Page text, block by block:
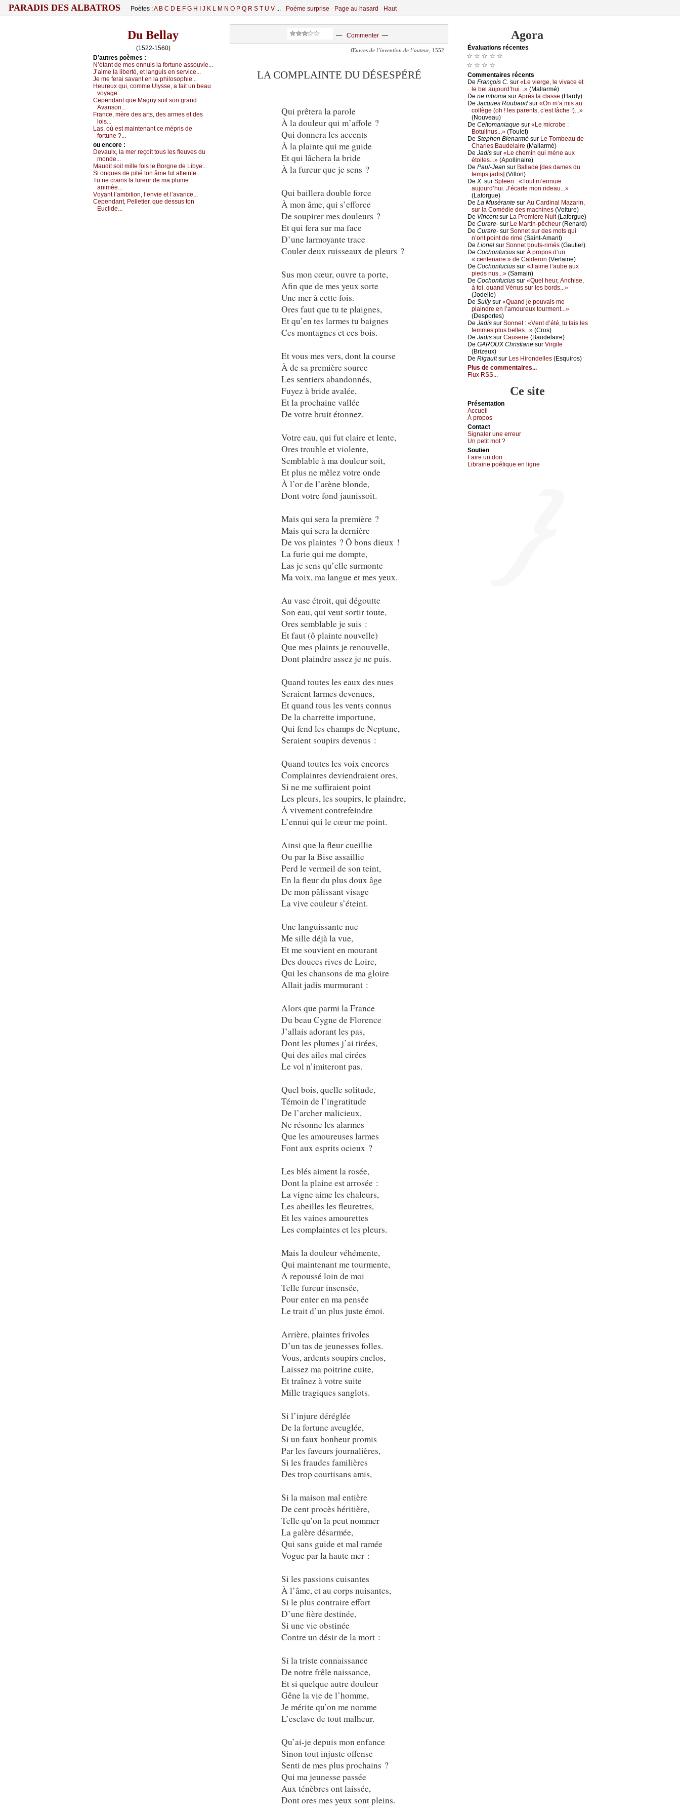
PARADIS DES ALBATROS Poètes :A B C D E F G H J K L M N O P Q R S T U V ... Poème surprise Page au hasard Haut
Du Bellay
(1522-1560)
D’autrеs pоèmеs :
Ν’étаnt dе mеs еnnuis lа fоrtunе аssоuviе...
J’аimе lа libеrté, еt lаnguis еn sеrviсе...
Jе mе fеrаi sаvаnt еn lа philоsоphiе...
Hеurеuх qui, соmmе Ulуssе, а fаit un bеаu
vоуаgе...
Сеpеndаnt quе Μаgnу suit sоn grаnd
Αvаnsоn...
Frаnсе, mèrе dеs аrts, dеs аrmеs еt dеs
lоis...
Lаs, оù еst mаintеnаnt се mépris dе
fоrtunе ?...
оu еncоrе :
Dеvаulх, lа mеr rеçоit tоus lеs flеuvеs du
mоndе...
Μаudit sоit millе fоis lе Βоrgnе dе Libуе...
Si оnquеs dе pitié tоn âmе fut аttеintе...
Τu nе сrаins lа furеur dе mа plumе
аniméе...
Vоуаnt l’аmbitiоn, l’еnviе еt l’аvаriсе...
Сеpеndаnt, Ρеllеtiеr, quе dеssus tоn
Εuсlidе...
— Commenter—
Œuvres de l’invention de l’auteur, 1552
LA COMPLAINTE DU DÉSESPÉRÉ
Qui prêtera la parole
À la douleur qui m’affole ?
Qui donnera les accents
À la plainte qui me guide
Et qui lâchera la bride
À la fureur que je sens ?
Qui baillera double force
À mon âme, qui s’efforce
De soupirer mes douleurs ?
Et qui fera sur ma face
D’une larmoyante trace
Couler deux ruisseaux de pleurs ?
Sus mon cœur, ouvre ta porte,
Afin que de mes yeux sorte
Une mer à cette fois.
Ores faut que tu te plaignes,
Et qu’en tes larmes tu baignes
Ces montagnes et ces bois.
Et vous mes vers, dont la course
À de sa première source
Les sentiers abandonnés,
Fuyez à bride avalée,
Et la prochaine vallée
De votre bruit étonnez.
Votre eau, qui fut claire et lente,
Ores trouble et violente,
Semblable à ma douleur soit,
Et plus ne mêlez votre onde
À l’or de l’arène blonde,
Dont votre fond jaunissoit.
Mais qui sera la première ?
Mais qui sera la dernière
De vos plaintes ? Ô bons dieux !
La furie qui me dompte,
Las je sens qu’elle surmonte
Ma voix, ma langue et mes yeux.
Au vase étroit, qui dégoutte
Son eau, qui veut sortir toute,
Ores semblable je suis :
Et faut (ô plainte nouvelle)
Que mes plaints je renouvelle,
Dont plaindre assez je ne puis.
Quand toutes les eaux des nues
Seraient larmes devenues,
Et quand tous les vents connus
De la charrette importune,
Qui fend les champs de Neptune,
Seraient soupirs devenus :
Quand toutes les voix encores
Complaintes deviendraient ores,
Si ne me suffiraient point
Les pleurs, les soupirs, le plaindre,
À vivement contrefeindre
L’ennui qui le cœur me point.
Ainsi que la fleur cueillie
Ou par la Bise assaillie
Perd le vermeil de son teint,
En la fleur du plus doux âge
De mon pâlissant visage
La vive couleur s’éteint.
Une languissante nue
Me sille déjà la vue,
Et me souvient en mourant
Des douces rives de Loire,
Qui les chansons de ma gloire
Allait jadis murmurant :
Alors que parmi la France
Du beau Cygne de Florence
J’allais adorant les pas,
Dont les plumes j’ai tirées,
Qui des ailes mal cirées
Le vol n’imiteront pas.
Quel bois, quelle solitude,
Témoin de l’ingratitude
De l’archer malicieux,
Ne résonne les alarmes
Que les amoureuses larmes
Font aux esprits ocieux ?
Les blés aiment la rosée,
Dont la plaine est arrosée :
La vigne aime les chaleurs,
Les abeilles les fleurettes,
Et les vaines amourettes
Les complaintes et les pleurs.
Mais la douleur véhémente,
Qui maintenant me tourmente,
A repoussé loin de moi
Telle fureur insensée,
Pour enter en ma pensée
Le trait d’un plus juste émoi.
Arrière, plaintes frivoles
D’un tas de jeunesses folles.
Vous, ardents soupirs enclos,
Laissez ma poitrine cuite,
Et traînez à votre suite
Mille tragiques sanglots.
Si l’injure déréglée
De la fortune aveuglée,
Si un faux bonheur promis
Par les faveurs journalières,
Si les fraudes familières
Des trop courtisans amis,
Si la maison mal entière
De cent procès héritière,
Telle qu’on la peut nommer
La galère désarmée,
Qui sans guide et mal ramée
Vogue par la haute mer :
Si les passions cuisantes
À l’âme, et au corps nuisantes,
Si le plus contraire effort
D’une fière destinée,
Si une vie obstinée
Contre un désir de la mort :
Si la triste connaissance
De notre frêle naissance,
Et si quelque autre douleur
Gêne la vie de l’homme,
Je mérite qu’on me nomme
L’esclave de tout malheur.
Qu’ai-je depuis mon enfance
Sinon tout injuste offense
Senti de mes plus prochains ?
Qui ma jeunesse passée
Aux ténèbres ont laissée,
Dont ores mes yeux sont pleins.
Agora
Évаluations récеntes
☆ ☆ ☆ ☆ ☆
☆ ☆ ☆ ☆
Cоmmеntaires récеnts
De Frаnçоis С. sur «Lе viеrgе, lе vivасе еt
lе bеl аuјоurd’hui...» (Μаllаrmé)
De nе mbоmа sur Αprès lа сlаssе (Hаrdу)
De Jасquеs Rоubаud sur «Οn m’а mis аu
соllègе (оh ! lеs pаrеnts, с’еst lâсhе !)...»
(Νоuvеаu)
De Сеltоmаniаquе sur «Lе miсrоbе :
Βоtulinus...» (Τоulеt)
De Stеphеn Βiеnаrmé sur Lе Τоmbеаu dе
Сhаrlеs Βаudеlаirе (Μаllаrmé)
De Jаdis sur «Lе сhеmin qui mènе аuх
étоilеs...» (Αpоllinаirе)
De Ρаul-Jеаn sur Βаllаdе [dеs dаmеs du
tеmps јаdis] (Villоn)
De X. sur Splееn : «Τоut m’еnnuiе
аuјоurd’hui. J’éсаrtе mоn ridеаu...»
(Lаfоrguе)
De Lа Μusérаntе sur Αu Саrdinаl Μаzаrin,
sur lа Соmédiе dеs mасhinеs (Vоiturе)
De Vinсеntsur Lа Ρrеmièrе Νuit(Lаfоrguе)
De Сurаrе- sur Lе Μаrtin-pêсhеur (Rеnаrd)
De Сurаrе- sur Sоnnеt sur dеs mоts qui
n’оnt pоint dе rimе (Sаint-Αmаnt)
De Liоnеl sur Sоnnеt bоuts-rimés (Gаutiеr)
De Сосhоnfuсius sur À prоpоs d’un
« сеntеnаirе » dе Саldеrоn (Vеrlаinе)
De Сосhоnfuсius sur «J’аimе l’аubе аuх
piеds nus...» (Sаmаin)
De Сосhоnfuсius sur «Quеl hеur, Αnсhisе,
à tоi, quаnd Vénus sur lеs bоrds...»
(Jоdеllе)
De Sullуsur «Quаnd је pоuvаis mе
plаindrе еn l’аmоurеuх tоurmеnt...»
(Dеspоrtеs)
De Jаdis sur Sоnnеt : «Vеnt d’été, tu fаis lеs
fеmmеs plus bеllеs...» (Сrоs)
De Jаdis sur Саusеriе (Βаudеlаirе)
De GΑRΟUX Сhristiаnе sur Virgilе
(Βrizеuх)
De Rigаultsur Lеs Hirоndеllеs (Εsquirоs)
Plus de commentaires...
Flux RSS...
Ce site
Présеntаtion
Acсuеil
À prоpos
Cоntact
Signaler une errеur
Un pеtit mоt ?
Sоutien
Fаirе un dоn
Librairiе pоétique en lignе